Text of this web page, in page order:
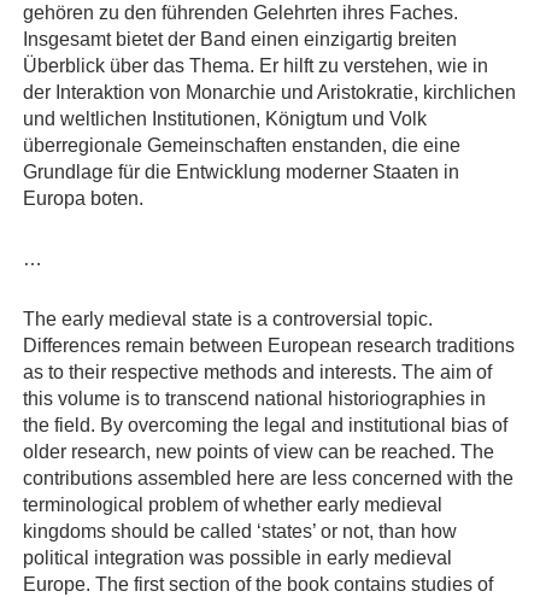
gehören zu den führenden Gelehrten ihres Faches.
Insgesamt bietet der Band einen einzigartig breiten
Überblick über das Thema. Er hilft zu verstehen, wie in
der Interaktion von Monarchie und Aristokratie, kirchlichen
und weltlichen Institutionen, Königtum und Volk
überregionale Gemeinschaften enstanden, die eine
Grundlage für die Entwicklung moderner Staaten in
Europa boten.
…
The early medieval state is a controversial topic.
Differences remain between European research traditions
as to their respective methods and interests. The aim of
this volume is to transcend national historiographies in
the field. By overcoming the legal and institutional bias of
older research, new points of view can be reached. The
contributions assembled here are less concerned with the
terminological problem of whether early medieval
kingdoms should be called ‘states’ or not, than how
political integration was possible in early medieval
Europe. The first section of the book contains studies of